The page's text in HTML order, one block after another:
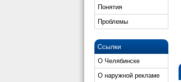
Понятия
Проблемы
Ссылки
О Челябинске
О наружной рекламе